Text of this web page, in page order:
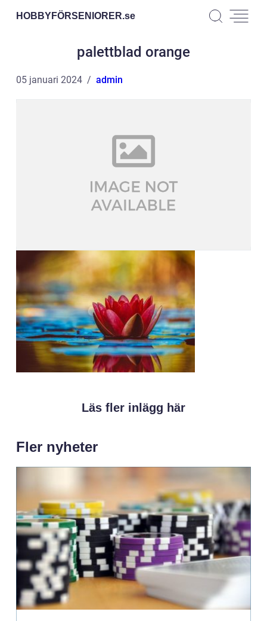
HOBBYFÖRSENIORER.se
palettblad orange
05 januari 2024 admin
Läs fler inlägg här
Fler nyheter